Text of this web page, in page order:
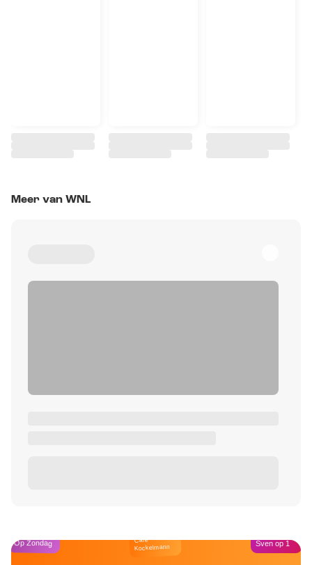
Meer van WNL
Op Zondag Café
Kockelmann Sven op 1